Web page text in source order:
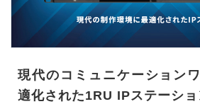
現代のコミュニケーション
適化された1RU IPステーショ